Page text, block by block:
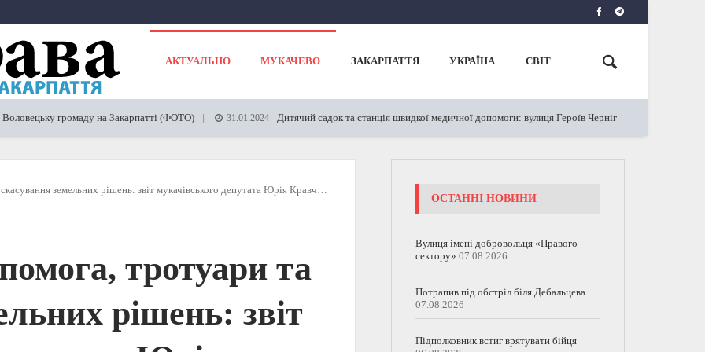
АКТУАЛЬНО МУКАЧЕВО ЗАКАРПАТТЯ УКРАЇНА СВІТ
громаду на Закарпатті (ФОТО) 31.01.2024 Дитячий садок та станція швидкої медичної допомоги: вулиця Героїв Чернігова у Мукачеві
земельних рішень: звіт мукачівського депутата Юрія Кравчука
тротуари та
рішень: звіт
ОСТАННІ НОВИНИ
Вулиця імені добровольця «Правого
сектору» 07.08.2026
Потрапив під обстріл біля Дебальцева
07.08.2026
Підполковник встиг врятувати бійця